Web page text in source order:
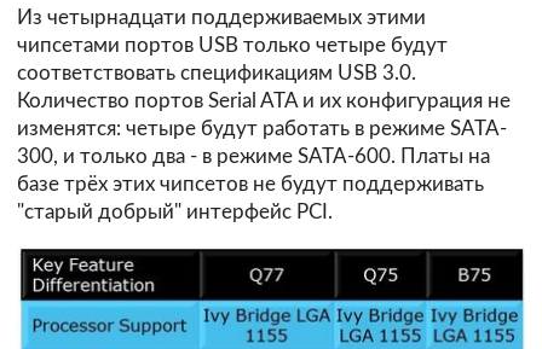
Из четырнадцати поддерживаемых этими
чипсетами портов USB только четыре будут
соответствовать спецификациям USB 3.0.
Количество портов Serial ATA и их конфигурация не
изменятся: четыре будут работать в режиме SATA-
300, и только два - в режиме SATA-600. Платы на
базе трёх этих чипсетов не будут поддерживать
"старый добрый" интерфейс PCI.